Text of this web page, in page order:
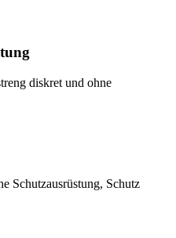
diskret und ohne
Schutzausrüstung, Schutz